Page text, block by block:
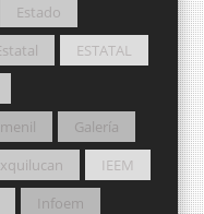
Estado
ESTATAL
Galería
IEEM
Infoem